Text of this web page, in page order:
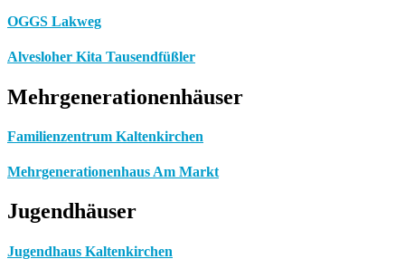
OGGS Lakweg
Alvesloher Kita Tausendfüßler
Mehrgenerationenhäuser
Familienzentrum Kaltenkirchen
Mehrgenerationenhaus Am Markt
Jugendhäuser
Jugendhaus Kaltenkirchen